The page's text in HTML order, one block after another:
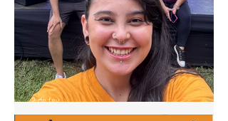
2 de fev.